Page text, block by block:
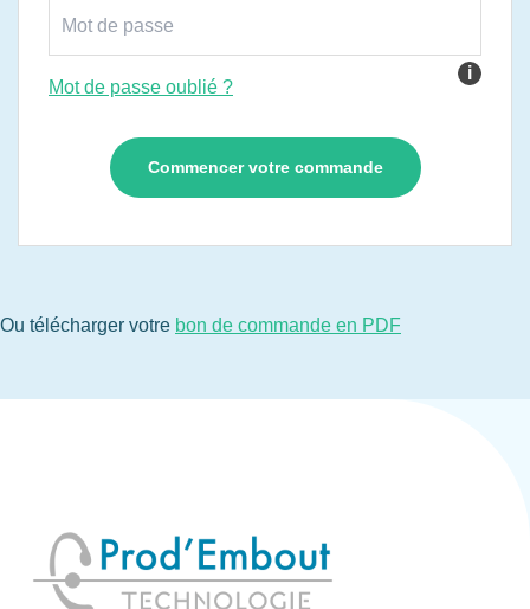
i
Mot de passe oublié ?
Ou télécharger votre bon de commande en PDF